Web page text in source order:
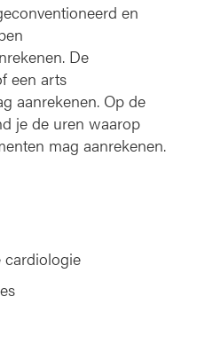
en
De
een arts
aanrekenen. Op de
je de uren waarop
mag aanrekenen.
cardiologie